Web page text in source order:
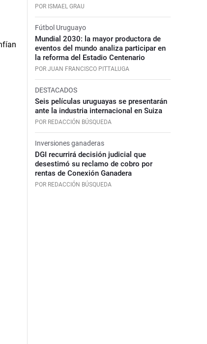
POR ISMAEL GRAU
Fútbol Uruguayo
Mundial 2030: la mayor productora de
eventos del mundo analiza participar en
la reforma del Estadio Centenario
POR JUAN FRANCISCO PITTALUGA
DESTACADOS
Seis películas uruguayas se presentarán
ante la industria internacional en Suiza
POR REDACCIÓN BÚSQUEDA
Inversiones ganaderas
DGI recurrirá decisión judicial que
desestimó su reclamo de cobro por
rentas de Conexión Ganadera
POR REDACCIÓN BÚSQUEDA